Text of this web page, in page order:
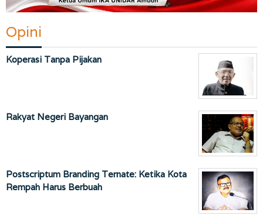
Opini
Koperasi Tanpa Pijakan
Rakyat Negeri Bayangan
Postscriptum Branding Ternate: Ketika Kota
Rempah Harus Berbuah